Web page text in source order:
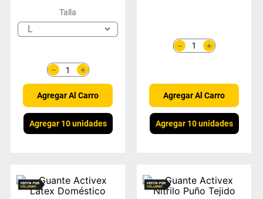
Talla
L
＋
－
Agregar Al Carro
Agregar 10 unidades
＋
－
Agregar Al Carro
Agregar 10 unidades